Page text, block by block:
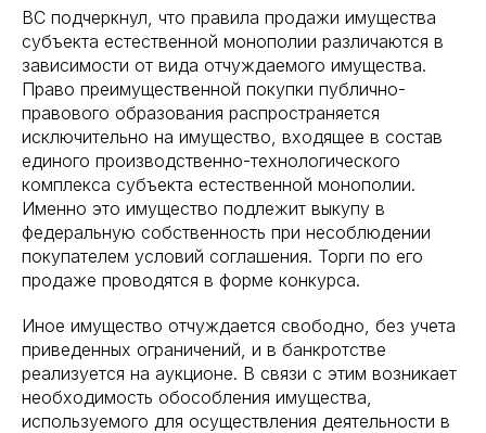
ВС подчеркнул, что правила продажи имущества
субъекта естественной монополии различаются в
зависимости от вида отчуждаемого имущества.
Право преимущественной покупки публично-
правового образования распространяется
исключительно на имущество, входящее в состав
единого производственно-технологического
комплекса субъекта естественной монополии.
Именно это имущество подлежит выкупу в
федеральную собственность при несоблюдении
покупателем условий соглашения. Торги по его
продаже проводятся в форме конкурса.
Иное имущество отчуждается свободно, без учета
приведенных ограничений, и в банкротстве
реализуется на аукционе. В связи с этим возникает
необходимость обособления имущества,
используемого для осуществления деятельности в